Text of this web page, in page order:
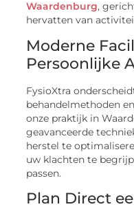
Waardenburg,
hervatten van
Moderne
Persoonlijke
FysioXtra
behandelmethoden
onze praktijk in
geavanceerde
herstel te
uw klachten te
passen.
Plan Direct